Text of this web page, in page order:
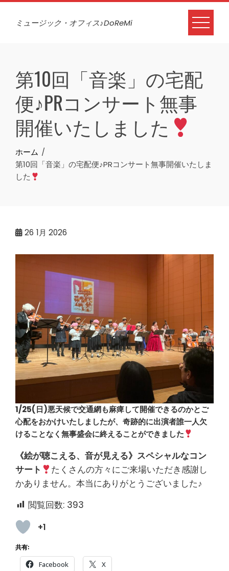
Skip
ミュージック・オフィス♪DoReMi
第10回「音楽」の宅配
便♪PRコンサート無事
開催いたしました
ホーム
第10回「音楽」の宅配便♪PRコンサート無事開催いたしま
した
26 1月 2026
1/25(日)悪天候で交通網も麻痺して開催できるのかとご
心配をおかけいたしましたが、奇跡的に出演者誰一人欠
けることなく無事盛会に終えることができました
《絵が聴こえる、音が見える》スペシャルなコン
サート
たくさんの方々にご来場いただき感謝し
かありません。本当にありがとうございました♪
閲覧回数: 393
+1
共有:
Facebook X